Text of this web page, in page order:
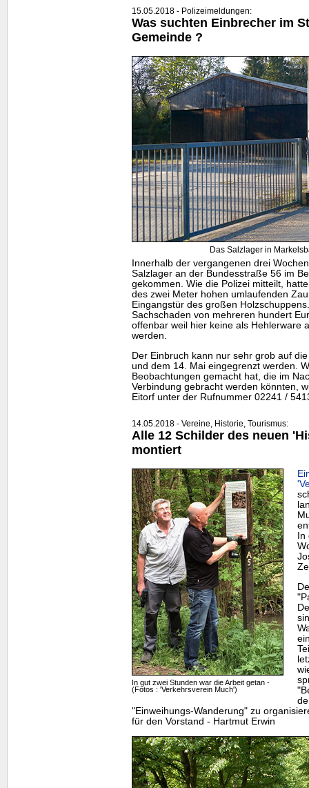
15.05.2018 - Polizeimeldungen:
Was suchten Einbrecher im
Gemeinde ?
Das Salzlager in
Innerhalb der vergangenen drei
Salzlager an der Bundesstraße 56 im
gekommen. Wie die Polizei mitteilt,
des zwei Meter hohen umlaufenden
Eingangstür des großen
Sachschaden von mehreren hundert
offenbar weil hier keine als Hehlerware
werden.
Der Einbruch kann nur sehr grob auf
und dem 14. Mai eingegrenzt werden.
Beobachtungen gemacht hat, die im
Verbindung gebracht werden könnten,
Eitorf unter der Rufnummer 02241 /
14.05.2018 - Vereine, Historie, Tourismus:
Alle 12 Schilder des neuen
montiert
In gut zwei Stunden war die Arbeit getan -
(Fotos : 'Verkehrsverein Much')
In
"Einweihungs-Wanderung" zu
für den Vorstand - Hartmut Erwin